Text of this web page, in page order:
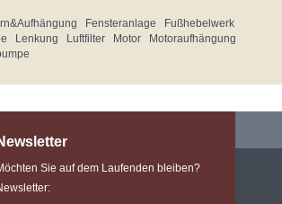
Fensteranlage
Fußhebelwerk
Lenkung Luftfilter Motor
Motoraufhängung
Sie auf dem Laufenden bleiben?